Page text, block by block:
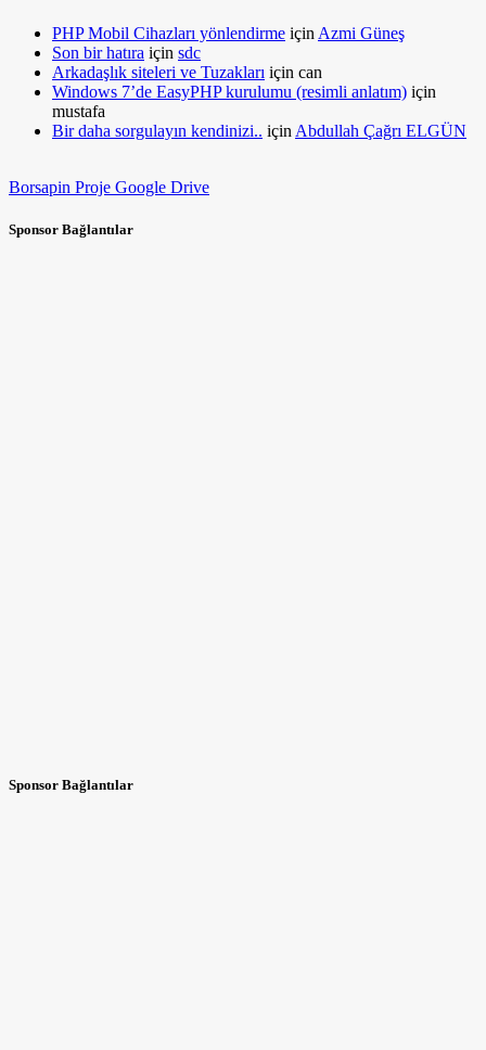
PHP Mobil Cihazları yönlendirme için Azmi Güneş
Son bir hatıra için sdc
Arkadaşlık siteleri ve Tuzakları için can
Windows 7’de EasyPHP kurulumu (resimli anlatım) için
mustafa
Bir daha sorgulayın kendinizi.. için Abdullah Çağrı ELGÜN
Borsapin Proje Google Drive
Sponsor Bağlantılar
Sponsor Bağlantılar